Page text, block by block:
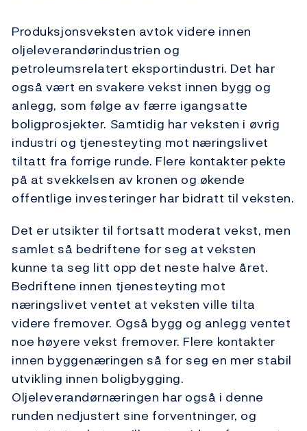
Produksjonsveksten avtok videre innen
oljeleverandørindustrien og
petroleumsrelatert eksportindustri. Det har
også vært en svakere vekst innen bygg og
anlegg, som følge av færre igangsatte
boligprosjekter. Samtidig har veksten i øvrig
industri og tjenesteyting mot næringslivet
tiltatt fra forrige runde. Flere kontakter pekte
på at svekkelsen av kronen og økende
offentlige investeringer har bidratt til veksten.
Det er utsikter til fortsatt moderat vekst, men
samlet så bedriftene for seg at veksten
kunne ta seg litt opp det neste halve året.
Bedriftene innen tjenesteyting mot
næringslivet ventet at veksten ville tilta
videre fremover. Også bygg og anlegg ventet
noe høyere vekst fremover. Flere kontakter
innen byggenæringen så for seg en mer stabil
utvikling innen boligbygging.
Oljeleverandørnæringen har også i denne
runden nedjustert sine forventninger, og